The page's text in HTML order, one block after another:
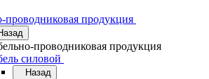
проводниковая продукция
проводниковая продукция
силовой
Назад